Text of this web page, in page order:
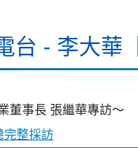
台 - 李大華
董事長 張繼華專訪～
完整採訪